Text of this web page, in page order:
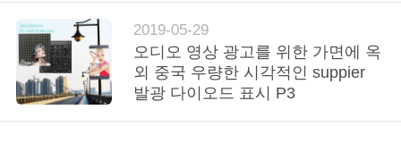
오
우
리
2019-05-29
오디오 영상 광고를 위한 가면에 옥
외 중국 우량한 시각적인 suppier
발광 다이오드 표시 P3